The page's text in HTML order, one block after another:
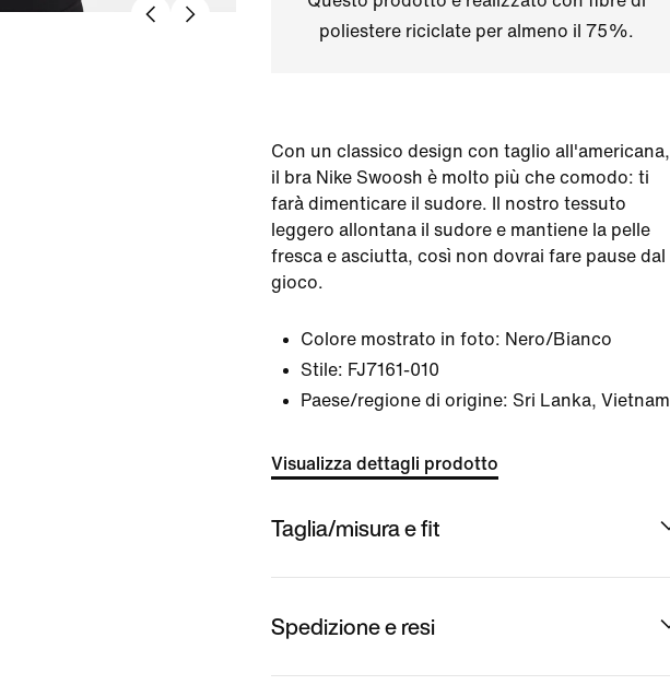
poliestere riciclate per almeno il 75%.
Con un classico design con taglio all'americana,
il bra Nike Swoosh è molto più che comodo: ti
farà dimenticare il sudore. Il nostro tessuto
leggero allontana il sudore e mantiene la pelle
fresca e asciutta, così non dovrai fare pause dal
gioco.
Colore mostrato in foto: Nero/Bianco
Stile: FJ7161-010
Paese/regione di origine: Sri Lanka, Vietnam
Visualizza dettagli prodotto
Taglia/misura e fit
Spedizione e resi